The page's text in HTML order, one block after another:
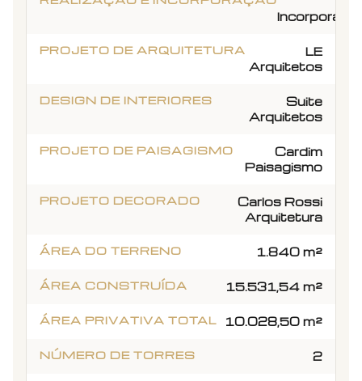
PROJETO DE ARQUITETURA
LE
Arquitetos
DESIGN DE INTERIORES
Suite
Arquitetos
PROJETO DE PAISAGISMO
Cardim
Paisagismo
PROJETO DECORADO
Carlos Rossi
Arquitetura
ÁREA DO TERRENO 1.840 m²
ÁREA CONSTRUÍDA 15.531,54 m²
ÁREA PRIVATIVA TOTAL 10.028,50 m²
NÚMERO DE TORRES 2